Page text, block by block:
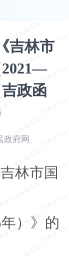
吉林市
2021—
政函
政府网
林市国
年）》的